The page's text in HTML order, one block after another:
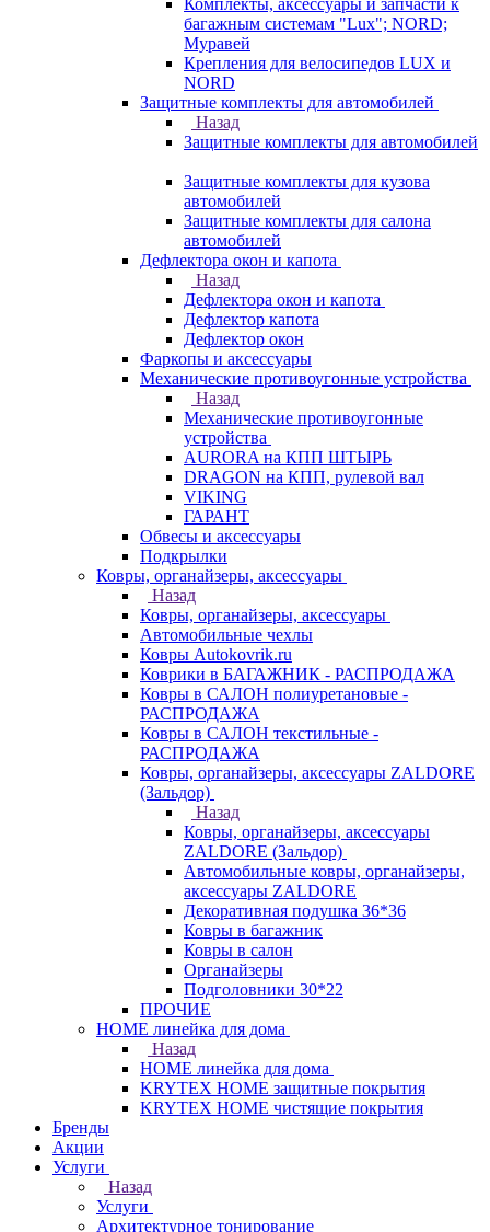
Комплекты, аксессуары и запчасти к
багажным системам "Lux"; NORD;
Муравей
Крепления для велосипедов LUX и
NORD
Защитные комплекты для автомобилей
Назад
Защитные комплекты для автомобилей
Защитные комплекты для кузова
автомобилей
Защитные комплекты для салона
автомобилей
Дефлектора окон и капота
Назад
Дефлектора окон и капота
Дефлектор капота
Дефлектор окон
Фаркопы и аксессуары
Механические противоугонные устройства
Назад
Механические противоугонные
устройства
AURORA на КПП ШТЫРЬ
DRAGON на КПП, рулевой вал
VIKING
ГАРАНТ
Обвесы и аксессуары
Подкрылки
Ковры, органайзеры, аксессуары
Назад
Ковры, органайзеры, аксессуары
Автомобильные чехлы
Ковры Autokovrik.ru
Коврики в БАГАЖНИК - РАСПРОДАЖА
Ковры в САЛОН полиуретановые -
РАСПРОДАЖА
Ковры в САЛОН текстильные -
РАСПРОДАЖА
Ковры, органайзеры, аксессуары ZALDORE
(Зальдор)
Назад
Ковры, органайзеры, аксессуары
ZALDORE (Зальдор)
Автомобильные ковры, органайзеры,
аксессуары ZALDORE
Декоративная подушка 36*36
Ковры в багажник
Ковры в салон
Органайзеры
Подголовники 30*22
ПРОЧИЕ
HOME линейка для дома
Назад
HOME линейка для дома
KRYTEX HOME защитные покрытия
KRYTEX HOME чистящие покрытия
Бренды
Акции
Услуги
Назад
Услуги
Архитектурное тонирование